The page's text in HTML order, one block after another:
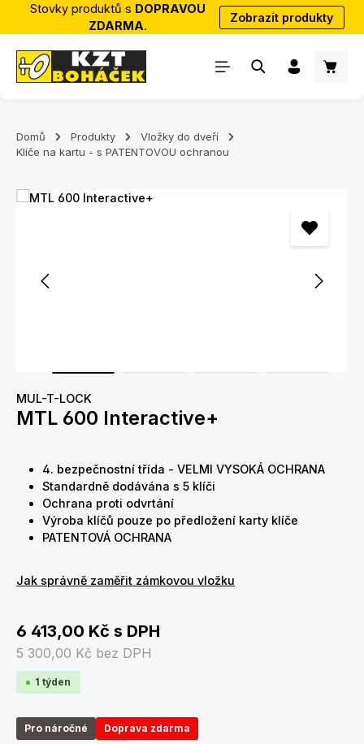
Přejít na hlavní obsah
Stovky produktů s DOPRAVOU
ZDARMA.
Zobrazit produkty
Domů Produkty
Vložky do dveří
Klíče na kartu - s PATENTOVOU ochranou
Přeskočit galerii obrázků
MUL-T-LOCK
MTL 600 Interactive+
4. bezpečnostní třída - VELMI VYSOKÁ OCHRANA
Standardně dodávána s 5 klíči
Ochrana proti odvrtání
Výroba klíčů pouze po předložení karty klíče
PATENTOVÁ OCHRANA
Jak správně zaměřit zámkovou vložku
6 413,00 Kč s DPH
5 300,00 Kč bez DPH
1 týden
Pro náročné Doprava zdarma